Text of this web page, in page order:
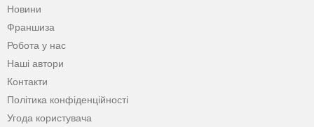
Новини
Франшиза
Робота у нас
Наші автори
Контакти
Політика конфіденційності
Угода користувача